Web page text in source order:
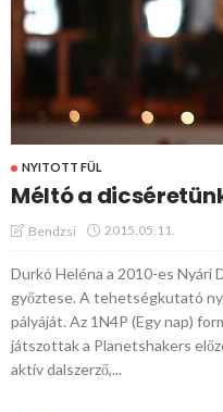
NYITOTT FÜL
Méltó a
Bendzsi 2015.05.11.
Durkó Heléna a 2010-es Nyári
győztese. A tehetségkutató
pályáját. Az 1N4P (Egy nap)
játszottak a Planetshakers
aktív dalszerző,...